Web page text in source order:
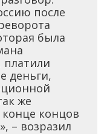
после
была
платили
деньги,
же
концов
– возразил